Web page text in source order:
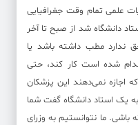
علمی تمام وقت جغرافیایی
دانشگاه شد از صبح تا آخر
ندارد مطب داشته باشد یا
شده است کار کند، حتی
اجازه نمی‌دهند این پزشکان
یک استاد دانشگاه گفت شما
ما نتوانستیم به وزرای